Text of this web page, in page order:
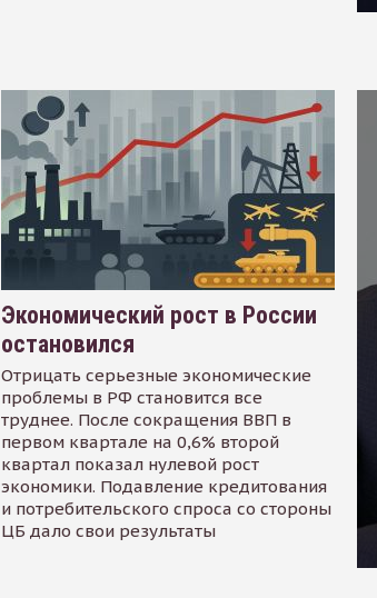
Экономический рост в России
остановился
Отрицать серьезные экономические
проблемы в РФ становится все
труднее. После сокращения ВВП в
первом квартале на 0,6% второй
квартал показал нулевой рост
экономики. Подавление кредитования
и потребительского спроса со стороны
ЦБ дало свои результаты